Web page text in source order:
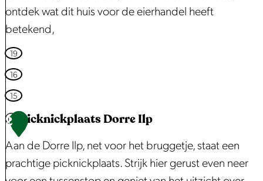
l
d
i
n
g
O
v
e
r
l
ontdek wat dit huis voor de eierhandel heeft
betekend,
H
e
t
r
o
t
19
16
15
2 Picknickplaats Dorre Ilp
Aan de Dorre Ilp, net voor het bruggetje, staat een
prachtige picknickplaats. Strijk hier gerust even neer